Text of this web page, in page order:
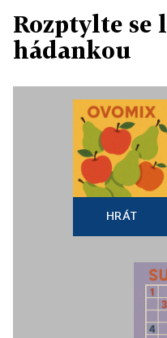
Rozptylte se
hádankou
HRÁT